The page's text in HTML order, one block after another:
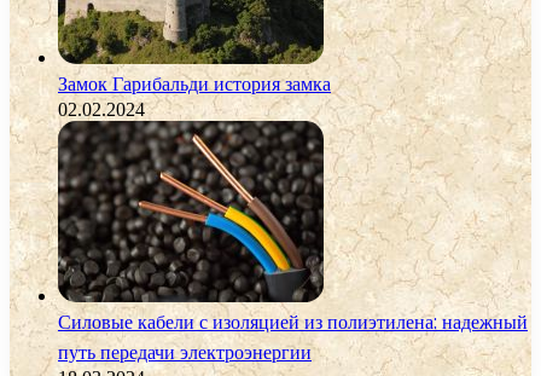
Замок Гарибальди история замка
02.02.2024
Силовые кабели с изоляцией из полиэтилена: надежный
путь передачи электроэнергии